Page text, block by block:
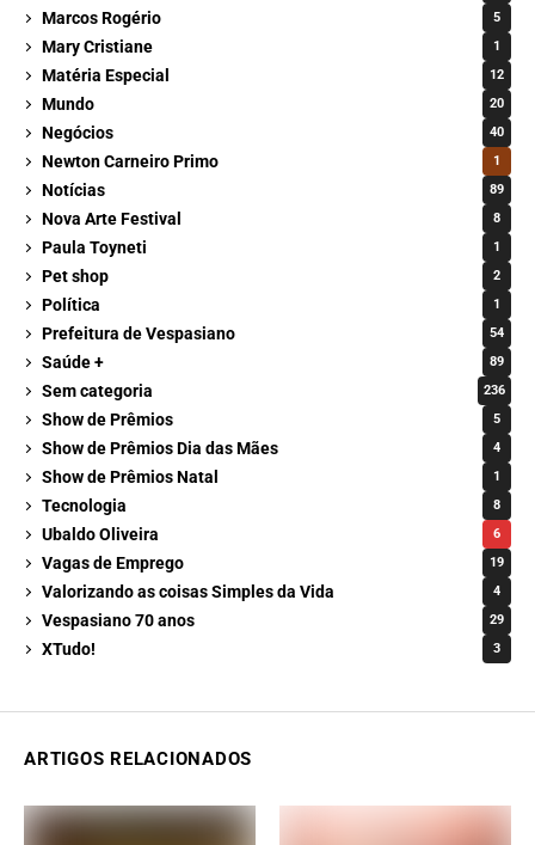
Marcos Rogério 5
Mary Cristiane 1
Matéria Especial 12
Mundo 20
Negócios 40
Newton Carneiro Primo 1
Notícias 89
Nova Arte Festival 8
Paula Toyneti 1
Pet shop 2
Política 1
Prefeitura de Vespasiano 54
Saúde + 89
Sem categoria 236
Show de Prêmios 5
Show de Prêmios Dia das Mães 4
Show de Prêmios Natal 1
Tecnologia 8
Ubaldo Oliveira 6
Vagas de Emprego 19
Valorizando as coisas Simples da Vida 4
Vespasiano 70 anos 29
XTudo! 3
ARTIGOS RELACIONADOS